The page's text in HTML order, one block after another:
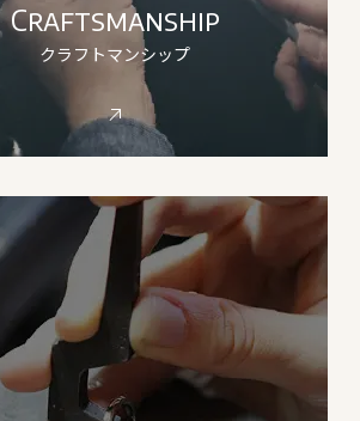
Craftsmanship
クラフトマンシップ